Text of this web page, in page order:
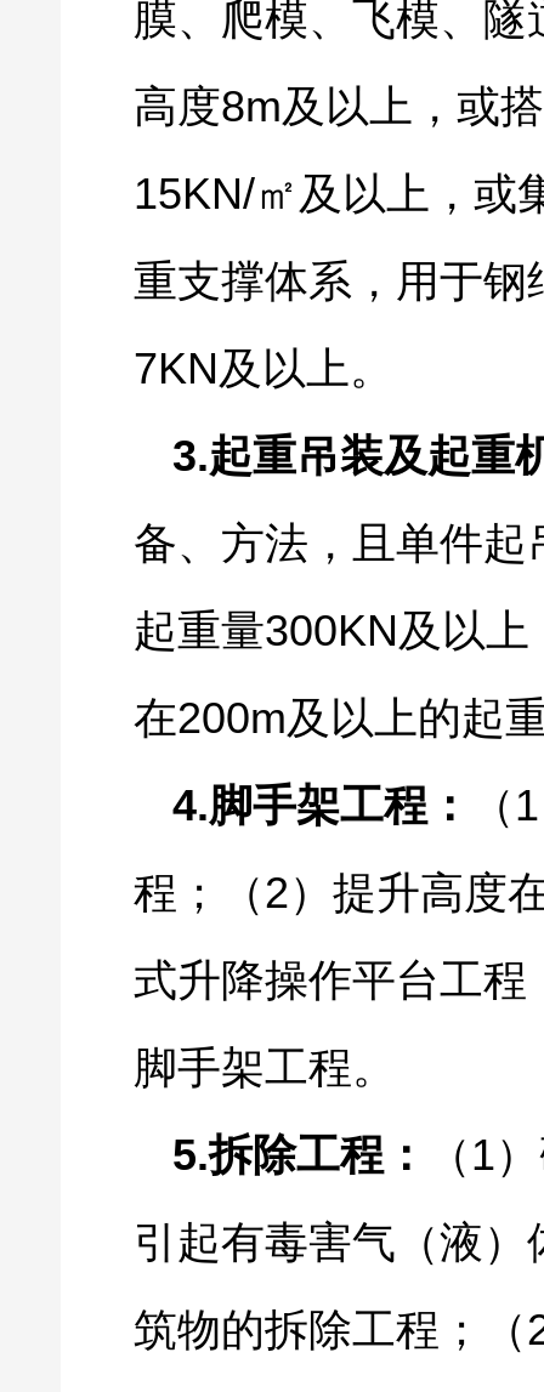
膜、爬模、飞模、
高度8m及以上，或
15KN/㎡及以上，或
重支撑体系，用于
7KN及以上。
3.起重吊装及起重
备、方法，且单件起
起重量300KN及以上
在200m及以上的起
4.脚手架工程： （1
程；（2）提升高度
式升降操作平台工程
脚手架工程。
5.拆除工程： （1
引起有毒害气（液
筑物的拆除工程；（